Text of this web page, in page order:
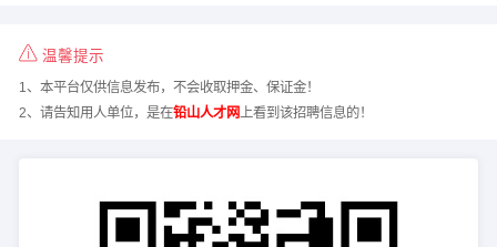
温馨提示
1、本平台仅供信息发布，不会收取押金、保证金！
2、请告知用人单位，是在铅山人才网 上看到该招聘信息的！